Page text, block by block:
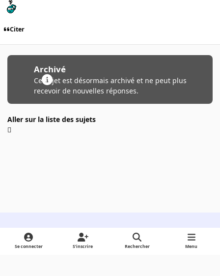
Citer
Archivé
Ce sujet est désormais archivé et ne peut plus
recevoir de nouvelles réponses.
Aller sur la liste des sujets
Light ModeDark ModeSystem Preference
Se connecter S’inscrire Rechercher Menu